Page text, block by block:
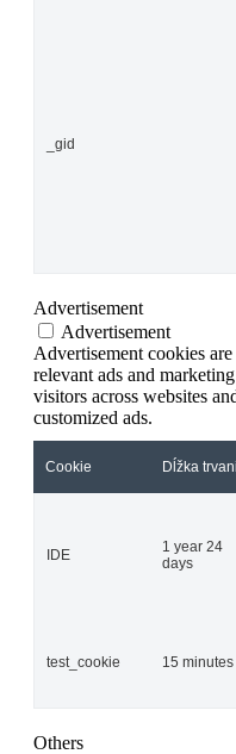
_gid
Advertisement
Advertisement
Advertisement cookies
relevant ads and
visitors across websites
customized ads.
Cookie Dĺžka
IDE
1 year 24
days
test_cookie 15 minutes
Others